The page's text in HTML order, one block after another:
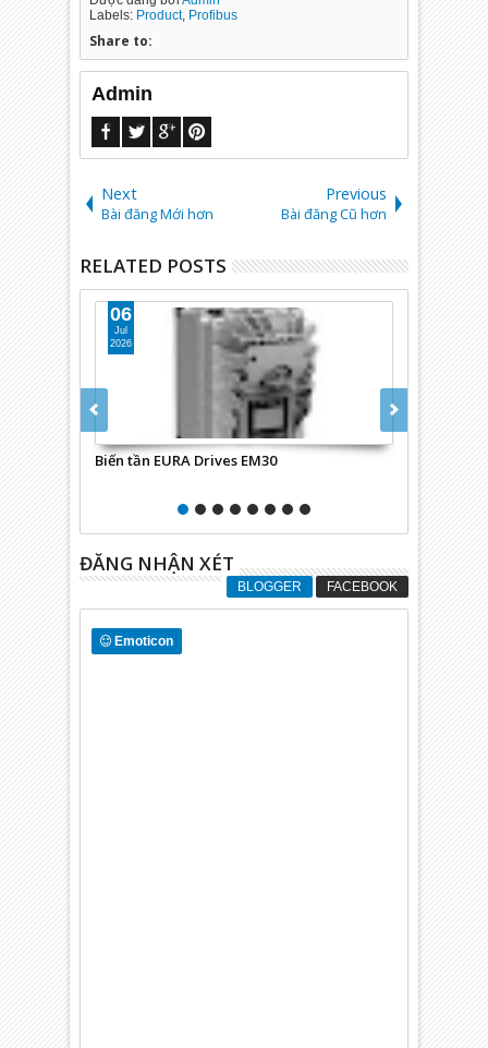
Labels: Product, Profibus
Share to:
Admin
Next
Bài đăng Mới hơn
Previous
Bài đăng Cũ hơn
RELATED POSTS
Biến tần EURA Drives EM30
06
Jul
2026
ĐĂNG NHẬN XÉT
BLOGGER FACEBOOK
Emoticon